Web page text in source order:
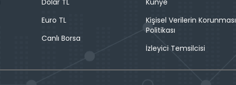
Euro TL
Canlı Borsa
Kişisel Verilerin Korunması
Politikası
İzleyici Temsilcisi